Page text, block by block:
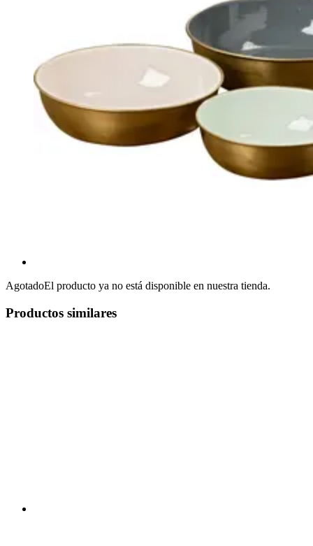
AgotadoEl producto ya no está disponible en nuestra tienda.
Productos similares